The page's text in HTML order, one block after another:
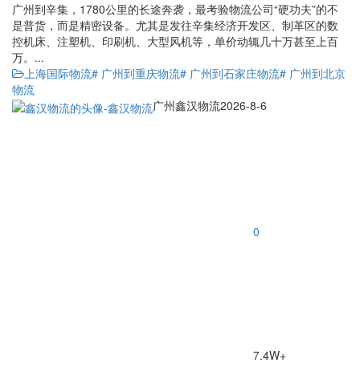
广州到辛集，1780公里的长途奔袭，最考验物流公司“硬功夫”的不
是普货，而是精密设备。尤其是发往辛集经济开发区、制革区的数
控机床、注塑机、印刷机、大型风机等，单价动辄几十万甚至上百
万。...
上海国际物流# 广州到重庆物流# 广州到石家庄物流# 广州到北京
物流
广州鑫汉物流2026-8-6
0
7.4W+